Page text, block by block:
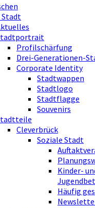
Stadt
Profilschärfung
Drei-Generationen-
Corporate Identity
Stadtwappen
Stadtlogo
Stadtflagge
Souvenirs
Cleverbrück
Soziale Stadt
Kinder-
Häufig